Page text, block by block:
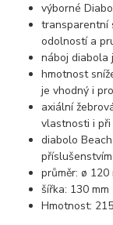
výborné
transparentní
odolností a
náboj diabola
hmotnost
je vhodný i
axiální
vlastnosti i při
diabolo
průměr: ø 120
šířka: 130 mm
Hmotnost: